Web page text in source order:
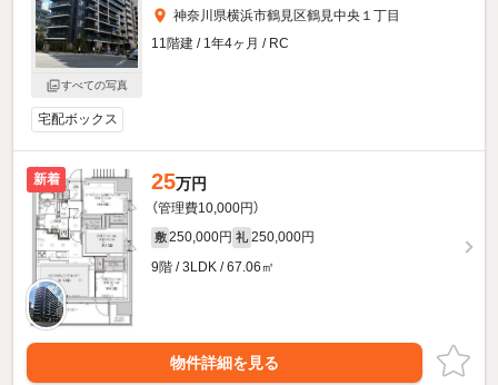
すべての写真
神奈川県横浜市鶴見区鶴見中央１丁目
11階建 / 1年4ヶ月 / RC
宅配ボックス
新着 25万円
（管理費10,000円）
敷 250,000円 礼 250,000円
9階 / 3LDK / 67.06㎡
物件詳細を見る